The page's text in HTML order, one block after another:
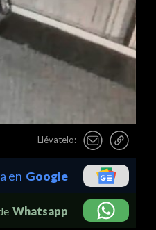
Llévatelo:
en Google
Whatsapp